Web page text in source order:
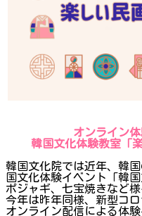
オンライン
韓国文化体験教室「
韓国文化院では近年、韓
国文化体験イベント「韓
ポジャギ、七宝焼きなど
今年は昨年同様、新型コ
オンライン配信による体